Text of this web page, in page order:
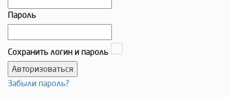
Пароль
Сохранить логин и пароль
Забыли пароль?